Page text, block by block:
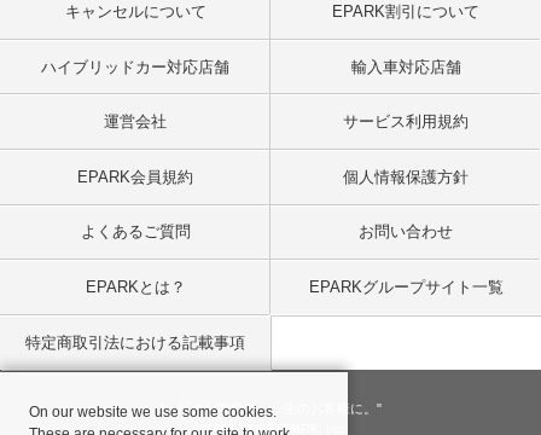
キャンセルについて EPARK割引について
ハイブリッドカー対応店舗 輸入車対応店舗
運営会社 サービス利用規約
EPARK会員規約 個人情報保護方針
よくあるご質問 お問い合わせ
EPARKとは？ EPARKグループサイト一覧
特定商取引法における記載事項
"一回のお客様を、一生のお客様に。"
© 2001- 2026 EPARK, Inc.
On our website we use some cookies.